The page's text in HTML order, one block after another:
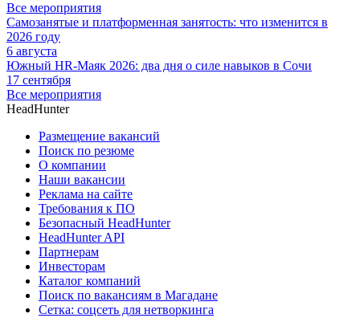
Все мероприятия
Самозанятые и платформенная занятость: что изменится в
2026 году
6 августа
Южный HR-Маяк 2026: два дня о силе навыков в Сочи
17 сентября
Все мероприятия
HeadHunter
Размещение вакансий
Поиск по резюме
О компании
Наши вакансии
Реклама на сайте
Требования к ПО
Безопасный HeadHunter
HeadHunter API
Партнерам
Инвесторам
Каталог компаний
Поиск по вакансиям в Магадане
Сетка: соцсеть для нетворкинга